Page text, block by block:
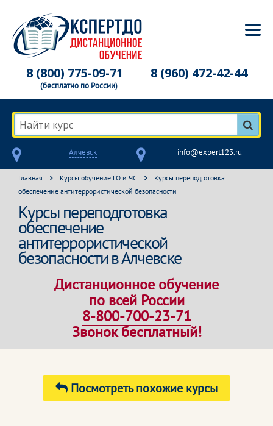
8 (800) 775-09-71
(бесплатно по России)
8 (960) 472-42-44
Найти курс
Алчевск info@expert123.ru
Главная Курсы обучение ГО и ЧС
Курсы переподготовка
обеспечение антитеррористической безопасности
Курсы переподготовка
обеспечение
антитеррористической
безопасности в Алчевске
Дистанционное обучение
по всей России
8-800-700-23-71
Звонок бесплатный!
Посмотреть похожие курсы